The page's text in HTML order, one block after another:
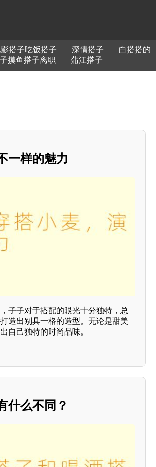
搭子吃饭搭子 深情搭子
白搭搭的
摸鱼搭子离职 蒲江搭子
一样的魅力
子子对于搭配的眼光十分独特，总
造出别具一格的造型。无论是甜美
自己独特的时尚品味。
什么不同？